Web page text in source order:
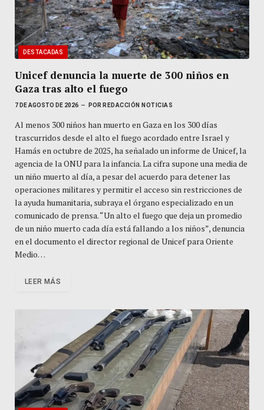
DESTACADAS
Unicef denuncia la muerte de 300 niños en
Gaza tras alto el fuego
7 DE AGOSTO DE 2026 POR REDACCIÓN NOTICIAS
Al menos 300 niños han muerto en Gaza en los 300 días
trascurridos desde el alto el fuego acordado entre Israel y
Hamás en octubre de 2025, ha señalado un informe de Unicef, la
agencia de la ONU para la infancia. La cifra supone una media de
un niño muerto al día, a pesar del acuerdo para detener las
operaciones militares y permitir el acceso sin restricciones de
la ayuda humanitaria, subraya el órgano especializado en un
comunicado de prensa. “Un alto el fuego que deja un promedio
de un niño muerto cada día está fallando a los niños”, denuncia
en el documento el director regional de Unicef para Oriente
Medio…
LEER MÁS